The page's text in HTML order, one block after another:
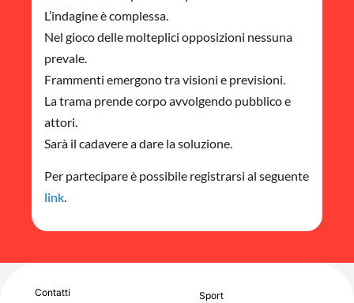
L’indagine è complessa.
Nel gioco delle molteplici opposizioni nessuna
prevale.
Frammenti emergono tra visioni e previsioni.
La trama prende corpo avvolgendo pubblico e
attori.
Sarà il cadavere a dare la soluzione.
Per partecipare è possibile registrarsi al seguente
link.
Contatti
Sport